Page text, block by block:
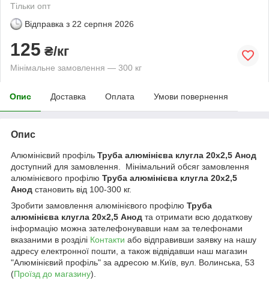
Тільки опт
Відправка з 22 серпня 2026
125 ₴/кг
Мінімальне замовлення — 300 кг
Опис Доставка Оплата Умови повернення
Опис
Алюмінієвий профіль Труба алюмінієва клугла 20х2,5 Анод
доступний для замовлення. Мінімальний обсяг замовлення
алюмінієвого профілю Труба алюмінієва клугла 20х2,5
Анод становить від 100-300 кг.
Зробити замовлення алюмінієвого профілю Труба
алюмінієва клугла 20х2,5 Анод та отримати всю додаткову
інформацію можна зателефонувавши нам за телефонами
вказаними в розділі Контакти або відправивши заявку на нашу
адресу електронної пошти, а також відвідавши наш магазин
"Алюмінієвий профіль" за адресою м.Київ, вул. Волинська, 53
(Проїзд до магазину).